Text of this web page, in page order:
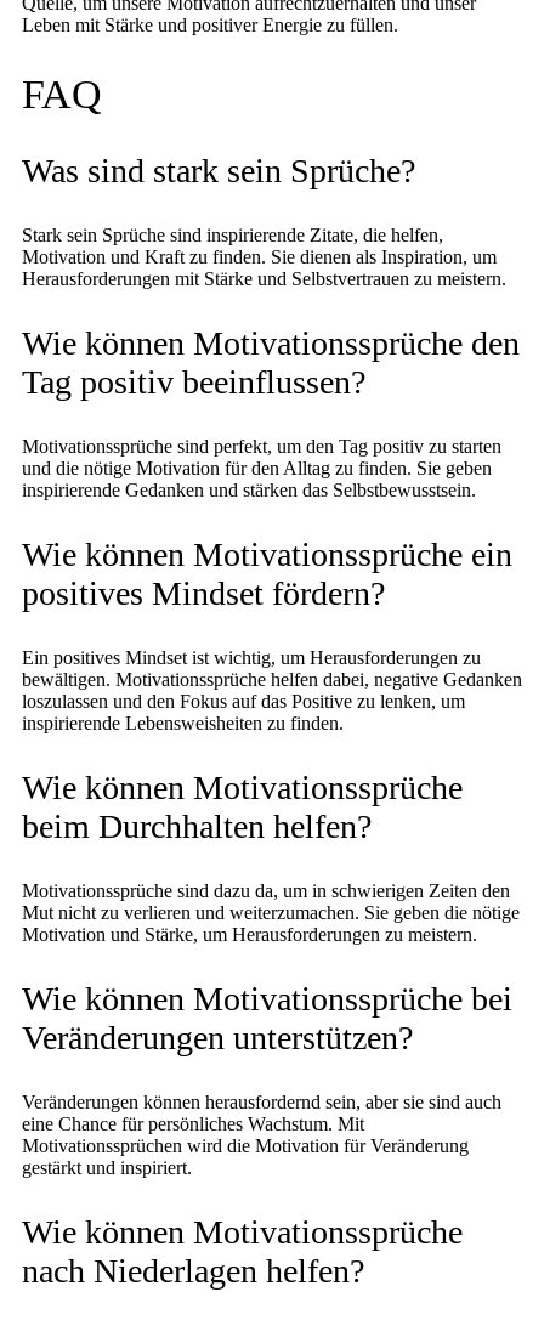
Leben mit Stärke und positiver Energie zu füllen.
FAQ
Was sind stark sein Sprüche?
Stark sein Sprüche sind inspirierende Zitate, die helfen,
Motivation und Kraft zu finden. Sie dienen als Inspiration, um
Herausforderungen mit Stärke und Selbstvertrauen zu meistern.
Wie können Motivationssprüche den
Tag positiv beeinflussen?
Motivationssprüche sind perfekt, um den Tag positiv zu starten
und die nötige Motivation für den Alltag zu finden. Sie geben
inspirierende Gedanken und stärken das Selbstbewusstsein.
Wie können Motivationssprüche ein
positives Mindset fördern?
Ein positives Mindset ist wichtig, um Herausforderungen zu
bewältigen. Motivationssprüche helfen dabei, negative Gedanken
loszulassen und den Fokus auf das Positive zu lenken, um
inspirierende Lebensweisheiten zu finden.
Wie können Motivationssprüche
beim Durchhalten helfen?
Motivationssprüche sind dazu da, um in schwierigen Zeiten den
Mut nicht zu verlieren und weiterzumachen. Sie geben die nötige
Motivation und Stärke, um Herausforderungen zu meistern.
Wie können Motivationssprüche bei
Veränderungen unterstützen?
Veränderungen können herausfordernd sein, aber sie sind auch
eine Chance für persönliches Wachstum. Mit
Motivationssprüchen wird die Motivation für Veränderung
gestärkt und inspiriert.
Wie können Motivationssprüche
nach Niederlagen helfen?